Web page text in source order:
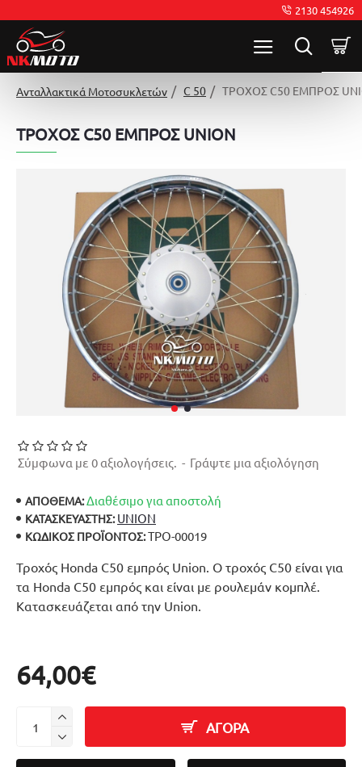
2130 454926
Ανταλλακτικά Μοτοσυκλετών C 50 ΤΡΟΧΟΣ C50 ΕΜΠΡΟΣ
ΤΡΟΧΟΣ C50 ΕΜΠΡΟΣ UNION
Τροχός Honda C50 εμπρός Union. Ο τροχός C50 είναι για
τα Honda C50 εμπρός και είναι με ρουλεμάν κομπλέ.
Κατασκευάζεται από την Union.
ΑΠΟΘΕΜΑ:Διαθέσιμο για αποστολή
ΚΑΤΑΣΚΕΥΑΣΤΉΣ: UNION
ΚΩΔΙΚΌΣ ΠΡΟΪΌΝΤΟΣ:ΤΡΟ-00019
Σύμφωνα με 0 αξιολογήσεις. - Γράψτε μια αξιολόγηση
64,00€
ΑΓΟΡΑ